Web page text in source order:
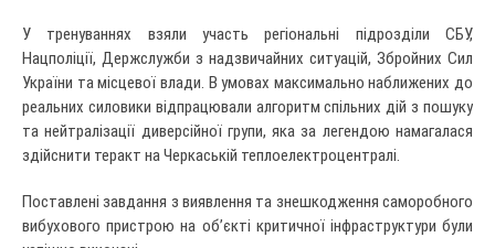
У тренуваннях взяли участь регіональні підрозділи СБУ,
Нацполіції, Держслужби з надзвичайних ситуацій, Збройних Сил
України та місцевої влади. В умовах максимально наближених до
реальних силовики відпрацювали алгоритм спільних дій з пошуку
та нейтралізації диверсійної групи, яка за легендою намагалася
здійснити теракт на Черкаській теплоелектроцентралі.
Поставлені завдання з виявлення та знешкодження саморобного
вибухового пристрою на об’єкті критичної інфраструктури були